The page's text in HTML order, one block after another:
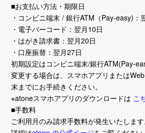
■お支払い方法・期限日
・コンビニ端末 / 銀行ATM（Pay-easy)：
・電子バーコード：翌月10日
・はがき請求書：翌月20日
・口座振替：翌月27日
初期設定はコンビニ端末/銀行ATM(Pay-
変更する場合は、スマホアプリまたは
末までにお手続きください。
※atoneスマホアプリのダウンロードは こ
■手数料
ご利用月のみ請求手数料が発生いたします